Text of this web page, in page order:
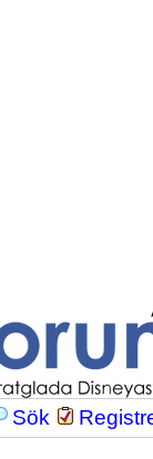
Sök